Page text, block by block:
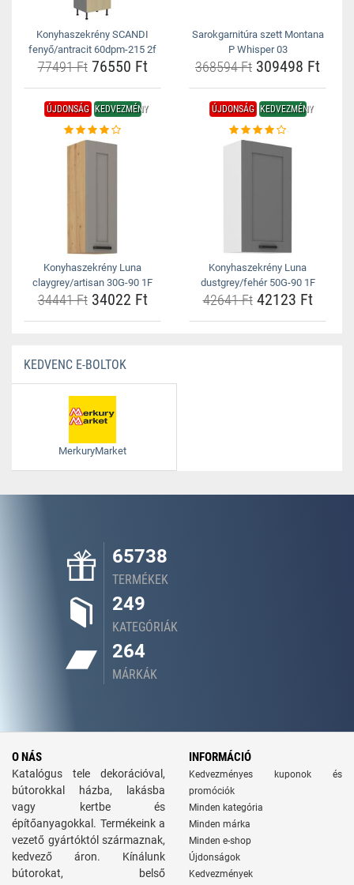
Konyhaszekrény SCANDI
fenyő/antracit 60dpm-215 2f
77491 Ft76550 Ft
Sarokgarnitúra szett Montana
P Whisper 03
368594 Ft 309498 Ft
ÚJDONSÁG KEDVEZMÉNY
Konyhaszekrény Luna
claygrey/artisan 30G-90 1F
34441 Ft34022 Ft
ÚJDONSÁG KEDVEZMÉNY
Konyhaszekrény Luna
dustgrey/fehér 50G-90 1F
42641 Ft42123 Ft
KEDVENC E-BOLTOK
MerkuryMarket
65738
TERMÉKEK
249
KATEGÓRIÁK
264
MÁRKÁK
O NÁS
Katalógus tele dekorációval,
bútorokkal házba, lakásba
vagy kertbe és
építőanyagokkal. Termékeink a
vezető gyártóktól származnak,
kedvező áron. Kínálunk
bútorokat, belső
INFORMÁCIÓ
Kedvezményes kuponok és
promóciók
Minden kategória
Minden márka
Minden e-shop
Újdonságok
Kedvezmények